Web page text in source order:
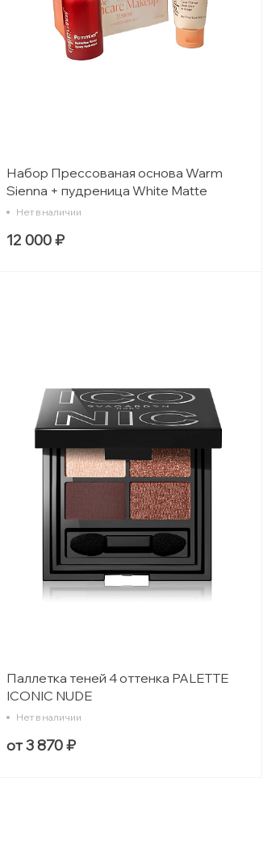
Набор Прессованая основа Warm
Sienna + пудреница White Matte
Нет в наличии
12 000 ₽
Паллетка теней 4 оттенка PALETTE
ICONIC NUDE
Нет в наличии
от 3 870 ₽